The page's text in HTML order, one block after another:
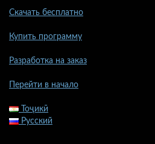
Скачать бесплатно
Купить программу
Разработка на заказ
Перейти в начало
Тоҷикӣ
Русский